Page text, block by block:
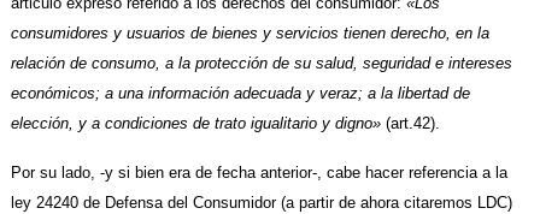
consumidores y usuarios de bienes y servicios tienen derecho, en la
relación de consumo, a la protección de su salud, seguridad e intereses
económicos; a una información adecuada y veraz; a la libertad de
elección, y a condiciones de trato igualitario y digno»(art.42).
Por su lado, -y si bien era de fecha anterior-, cabe hacer referencia a la
ley 24240 de Defensa del Consumidor (a partir de ahora citaremos LDC)